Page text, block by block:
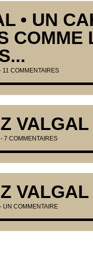
• UN
COMME
11 COMMENTAIRES
VALGAL
7 COMMENTAIRES
VALGAL
UN COMMENTAIRE